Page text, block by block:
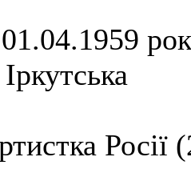
Росії